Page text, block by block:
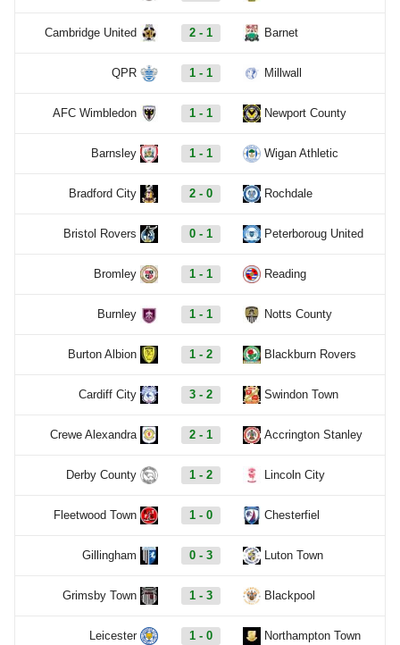
Cambridge United 2 - 1 Barnet
QPR 1 - 1 Millwall
AFC Wimbledon 1 - 1 Newport County
Barnsley 1 - 1 Wigan Athletic
Bradford City 2 - 0 Rochdale
Bristol Rovers 0 - 1 Peterboroug United
Bromley 1 - 1 Reading
Burnley 1 - 1 Notts County
Burton Albion 1 - 2 Blackburn Rovers
Cardiff City 3 - 2 Swindon Town
Crewe Alexandra 2 - 1 Accrington Stanley
Derby County 1 - 2 Lincoln City
Fleetwood Town 1 - 0 Chesterfiel
Gillingham 0 - 3 Luton Town
Grimsby Town 1 - 3 Blackpool
Leicester 1 - 0 Northampton Town